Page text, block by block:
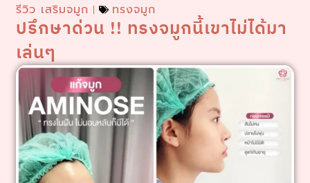
รีวิว เสริมจมูก ทรงจมูก
ปรึกษาด่วน !! ทรงจมูกนี้เขาไม่ได้มา
เล่นๆ